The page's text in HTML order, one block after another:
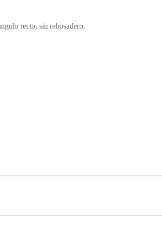
recto, sin rebosadero.